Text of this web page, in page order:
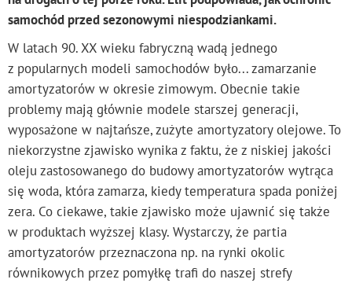
samochód przed sezonowymi niespodziankami.
W latach 90. XX wieku fabryczną wadą jednego
z popularnych modeli samochodów było... zamarzanie
amortyzatorów w okresie zimowym. Obecnie takie
problemy mają głównie modele starszej generacji,
wyposażone w najtańsze, zużyte amortyzatory olejowe. To
niekorzystne zjawisko wynika z faktu, że z niskiej jakości
oleju zastosowanego do budowy amortyzatorów wytrąca
się woda, która zamarza, kiedy temperatura spada poniżej
zera. Co ciekawe, takie zjawisko może ujawnić się także
w produktach wyższej klasy. Wystarczy, że partia
amortyzatorów przeznaczona np. na rynki okolic
równikowych przez pomyłkę trafi do naszej strefy